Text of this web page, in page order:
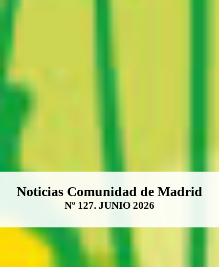
Boletín Noticias Comunidad de
Noticias Comunidad de Madrid
Nº 127. JUNIO 2026